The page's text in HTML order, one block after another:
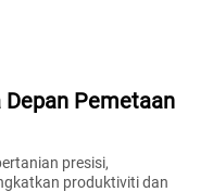
Depan Pemetaan
presisi,
produktiviti dan